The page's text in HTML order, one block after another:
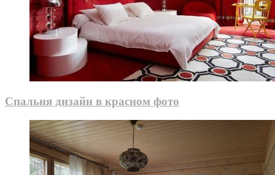
Спальня дизайн в красном фото